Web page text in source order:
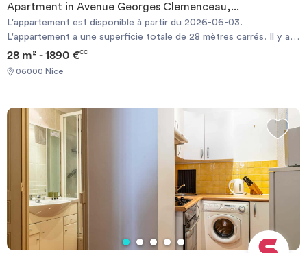
Apartment in Avenue Georges Clemenceau,...
L'appartement est disponible à partir du 2026-06-03.
L'appartement a une superficie totale de 28 mètres carrés. Il y a 1
salle(s) de bain. . Il a aussi 1 salon(s). Les charges de copropriété
ne sont pas incluses dans le loyer. Un séjour minimum de 1 mois
est requis. Il est possible de réserver directement en ligne.
Documents requis: - Carte d'identité - Garanties financières
28 m² - 1890 €CC
06000 Nice